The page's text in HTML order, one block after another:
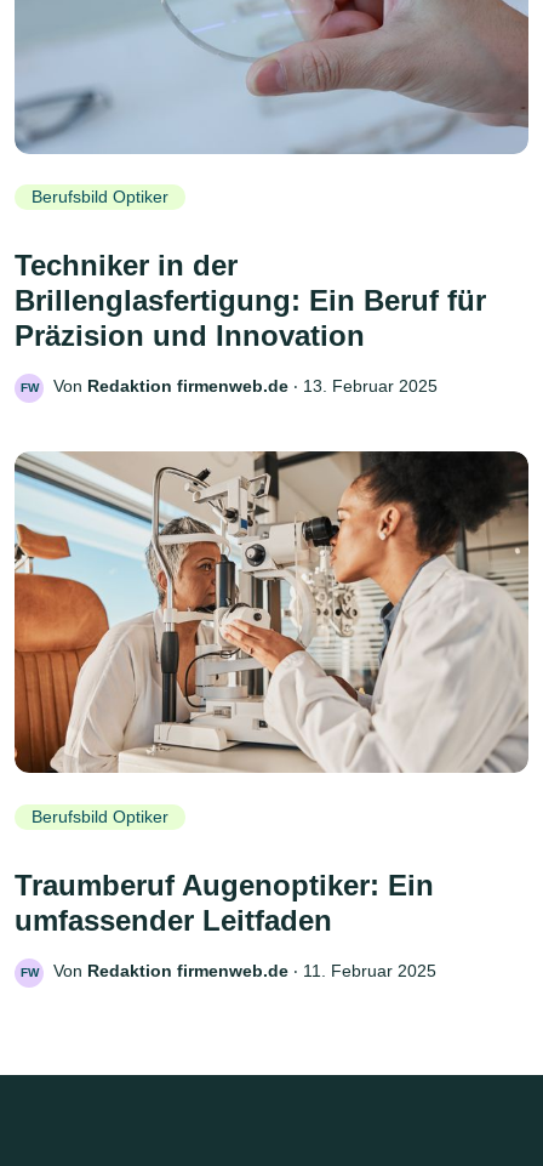
Berufsbild Optiker
Techniker in der
Brillenglasfertigung: Ein Beruf für
Präzision und Innovation
FW Von Redaktion firmenweb.de ‧ 13. Februar 2025
Berufsbild Optiker
Traumberuf Augenoptiker: Ein
umfassender Leitfaden
FW Von Redaktion firmenweb.de ‧ 11. Februar 2025